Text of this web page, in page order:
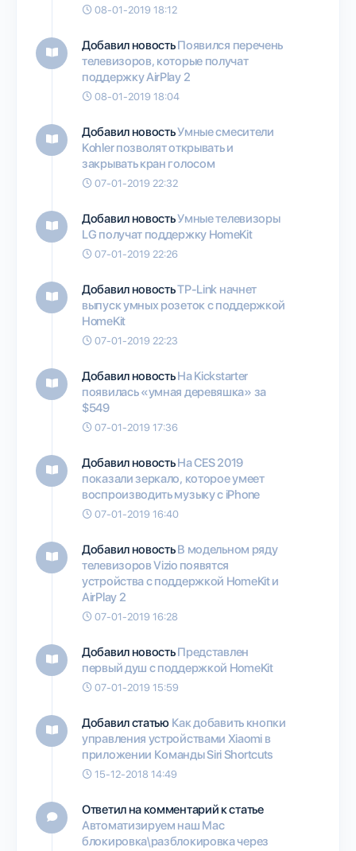
08-01-2019 18:12
Добавил новостьПоявился перечень
телевизоров, которые получат
поддержку AirPlay 2
08-01-2019 18:04
Добавил новостьУмные смесители
Kohler позволят открывать и
закрывать кран голосом
07-01-2019 22:32
Добавил новостьУмные телевизоры
LG получат поддержку HomeKit
07-01-2019 22:26
Добавил новостьTP-Link начнет
выпуск умных розеток с поддержкой
HomeKit
07-01-2019 22:23
Добавил новостьНа Kickstarter
появилась «умная деревяшка» за
$549
07-01-2019 17:36
Добавил новостьНа CES 2019
показали зеркало, которое умеет
воспроизводить музыку с iPhone
07-01-2019 16:40
Добавил новостьВ модельном ряду
телевизоров Vizio появятся
устройства с поддержкой HomeKit и
AirPlay 2
07-01-2019 16:28
Добавил новостьПредставлен
первый душ с поддержкой HomeKit
07-01-2019 15:59
Добавил статью Как добавить кнопки
управления устройствами Xiaomi в
приложении Команды Siri Shortcuts
15-12-2018 14:49
Ответил на комментарий к статье
Автоматизируем наш Mac
блокировка\разблокировка через